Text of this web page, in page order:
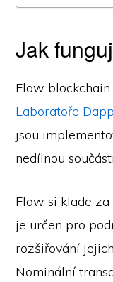
Jak
Flow
Laboratoře
jsou
nedílnou
Flow si klade
je určen pro
rozšiřování
Nominální